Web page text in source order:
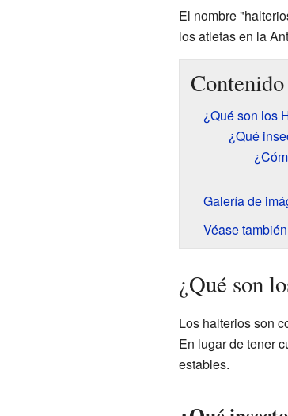
El nombre
los atletas en la
Contenido
¿Qué son los
¿Qué
Galería de
Véase también
¿Qué son
Los halterios son
En lugar de tener
estables.